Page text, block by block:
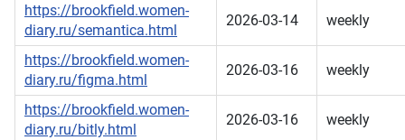
https://brookfield.women-
diary.ru/semantica.html
2026-03-14 weekly
https://brookfield.women-
diary.ru/figma.html
2026-03-16 weekly
https://brookfield.women-
diary.ru/bitly.html
2026-03-16 weekly